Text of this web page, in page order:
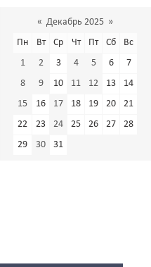
« Декабрь 2025 »
Пн
Вт Ср Чт Пт Сб
Вс
1
2 3 4 5 6
7
8
9 10 11 12 13
14
15
16 17 18 19 20
21
22
23 24 25 26 27
28
29
30 31